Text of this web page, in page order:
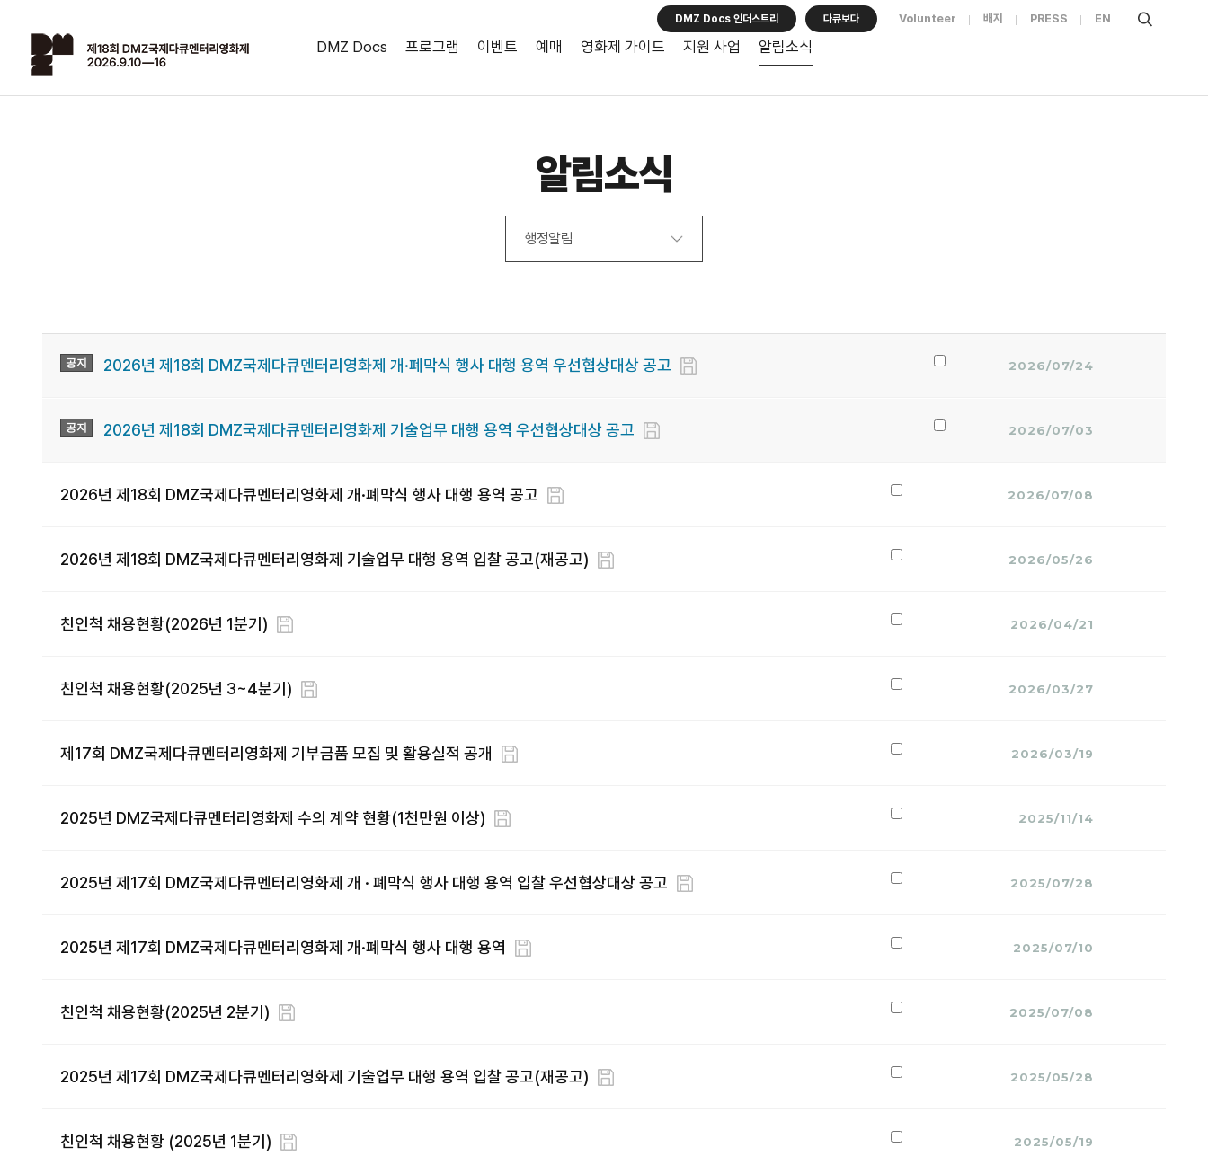
DMZ Docs 프로그램 이벤트 예매 영화제 가이드 지원 사업 알림소식
DMZ Docs 인더스트리 다큐보다 Volunteer 배지 PRESS EN
알림소식
행정알림
공지 2026년 제18회 DMZ국제다큐멘터리영화제 개·폐막식 행사 대행 용역 우선협상대상 공고 2026/07/24
공지 2026년 제18회 DMZ국제다큐멘터리영화제 기술업무 대행 용역 우선협상대상 공고 2026/07/03
2026년 제18회 DMZ국제다큐멘터리영화제 개·폐막식 행사 대행 용역 공고 2026/07/08
2026년 제18회 DMZ국제다큐멘터리영화제 기술업무 대행 용역 입찰 공고(재공고) 2026/05/26
친인척 채용현황(2026년 1분기) 2026/04/21
친인척 채용현황(2025년 3~4분기) 2026/03/27
제17회 DMZ국제다큐멘터리영화제 기부금품 모집 및 활용실적 공개 2026/03/19
2025년 DMZ국제다큐멘터리영화제 수의 계약 현황(1천만원 이상) 2025/11/14
2025년 제17회 DMZ국제다큐멘터리영화제 개 · 폐막식 행사 대행 용역 입찰 우선협상대상 공고 2025/07/28
2025년 제17회 DMZ국제다큐멘터리영화제 개·폐막식 행사 대행 용역 2025/07/10
친인척 채용현황(2025년 2분기) 2025/07/08
2025년 제17회 DMZ국제다큐멘터리영화제 기술업무 대행 용역 입찰 공고(재공고) 2025/05/28
친인척 채용현황 (2025년 1분기) 2025/05/19